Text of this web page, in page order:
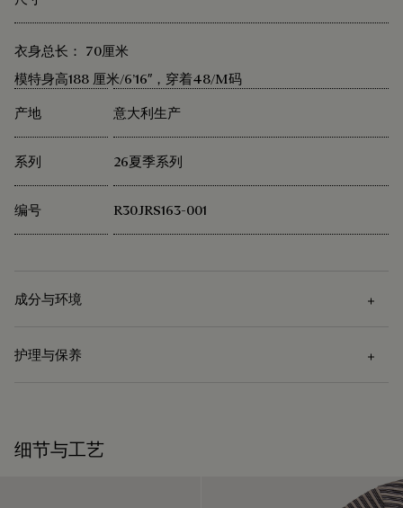
衣身总长： 70厘米
模特身高188 厘米/6’16″，穿着48/M码
产地
意大利生产
系列 26夏季系列
编号 R30JRS163-001
成分与环境
Berluti 积极倡导使用可持续原材料。目前，品牌所使用的超过
护理与保养
细节与工艺